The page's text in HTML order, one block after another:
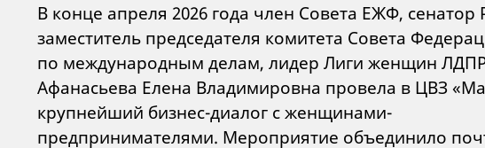
В конце апреля 2026 года член Совета ЕЖФ, сенатор
заместитель председателя комитета Совета
по международным делам, лидер Лиги женщин
Афанасьева Елена Владимировна провела в ЦВЗ
крупнейший бизнес-диалог с женщинами-
предпринимателями. Мероприятие объединило